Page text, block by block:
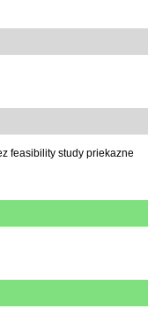
feasibility study priekazne